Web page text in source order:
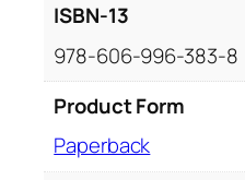
ISBN-13
978-606-996-383-8
Product Form
Paperback